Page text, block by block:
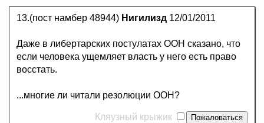
13.(пост намбер 48944) Нигилизд 12/01/2011
Даже в либертарских постулатах ООН сказано, что
если человека ущемляет власть у него есть право
восстать.
...многие ли читали резолюции ООН?
Кляузный крыжик